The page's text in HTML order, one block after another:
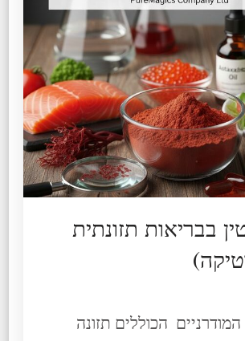
בבריאות תזונתית
הכוללים תזונה